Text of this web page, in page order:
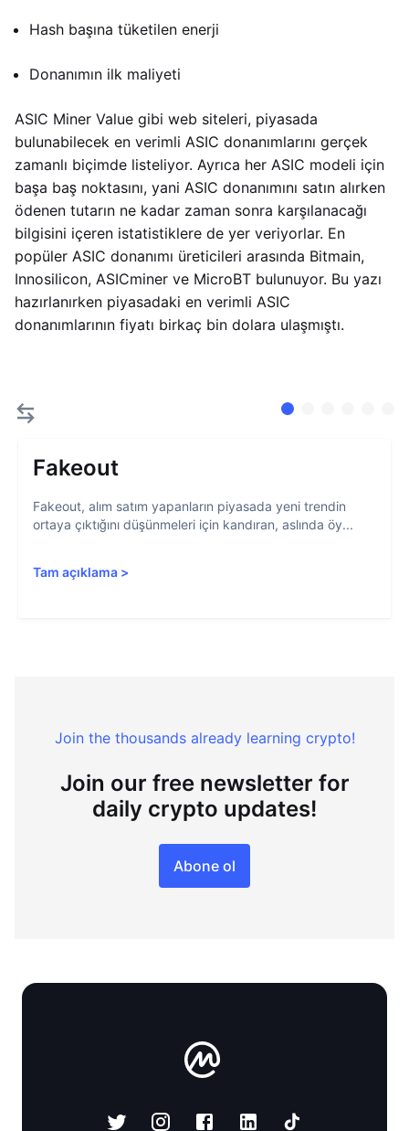
Hash başına tüketilen enerji
Donanımın ilk maliyeti
ASIC Miner Value gibi web siteleri, piyasada
bulunabilecek en verimli ASIC donanımlarını gerçek
zamanlı biçimde listeliyor. Ayrıca her ASIC modeli için
başa baş noktasını, yani ASIC donanımını satın alırken
ödenen tutarın ne kadar zaman sonra karşılanacağı
bilgisini içeren istatistiklere de yer veriyorlar. En
popüler ASIC donanımı üreticileri arasında Bitmain,
Innosilicon, ASICminer ve MicroBT bulunuyor. Bu yazı
hazırlanırken piyasadaki en verimli ASIC
donanımlarının fiyatı birkaç bin dolara ulaşmıştı.
Fakeout
Fakeout, alım satım yapanların piyasada yeni trendin
ortaya çıktığını düşünmeleri için kandıran, aslında öy...
Tam açıklama >
Join the thousands already learning crypto!
Join our free newsletter for
daily crypto updates!
Abone ol